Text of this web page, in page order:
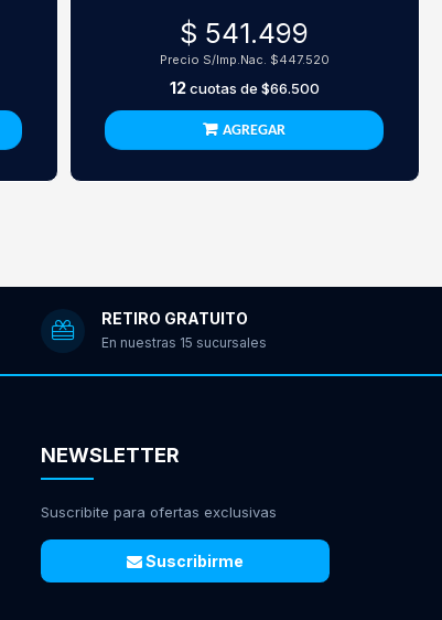
$ 541.499
Precio S/Imp.Nac. $447.520
12cuotas de $66.500
AGREGAR
RETIRO GRATUITO
En nuestras 15 sucursales
NEWSLETTER
Suscribite para ofertas exclusivas
Suscribirme